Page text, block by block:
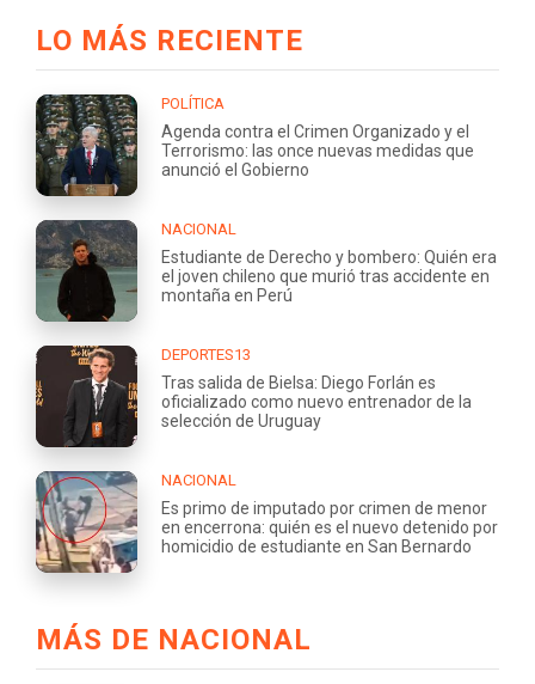
LO MÁS RECIENTE
POLÍTICA
Agenda contra el Crimen Organizado y el
Terrorismo: las once nuevas medidas que
anunció el Gobierno
NACIONAL
Estudiante de Derecho y bombero: Quién era
el joven chileno que murió tras accidente en
montaña en Perú
DEPORTES13
Tras salida de Bielsa: Diego Forlán es
oficializado como nuevo entrenador de la
selección de Uruguay
NACIONAL
Es primo de imputado por crimen de menor
en encerrona: quién es el nuevo detenido por
homicidio de estudiante en San Bernardo
MÁS DE NACIONAL